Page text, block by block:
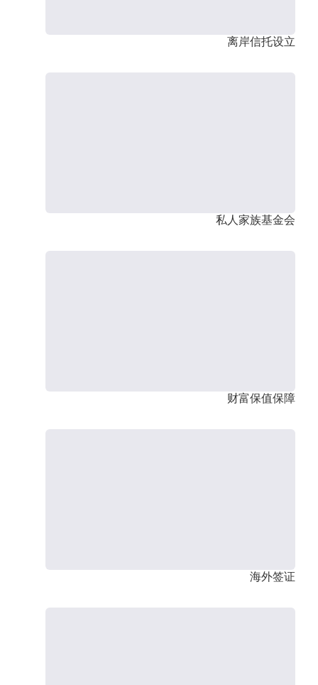
离岸信托设立
私人家族基金会
财富保值保障
海外签证